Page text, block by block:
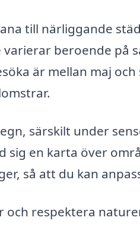
till närliggande
beroende på
är mellan maj
särskilt under
sig en karta över
så att du kan
och respektera